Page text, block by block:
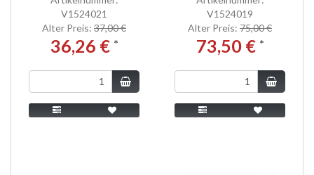
V1524021
Alter Preis: 37,00 €
36,26 € *
V1524019
Alter Preis: 75,00 €
73,50 € *